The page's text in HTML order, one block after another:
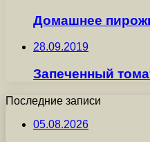
Домашнее
28.09.2019
Запеченный
Последние записи
05.08.2026